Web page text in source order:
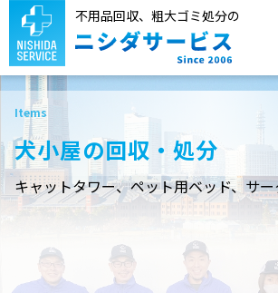
不用品回収、粗大ゴミ処分の
トップ
サービス
不用品回収品目
作業実績
犬小屋の回収・処分
キャットタワー、ペット用ベッド、サ